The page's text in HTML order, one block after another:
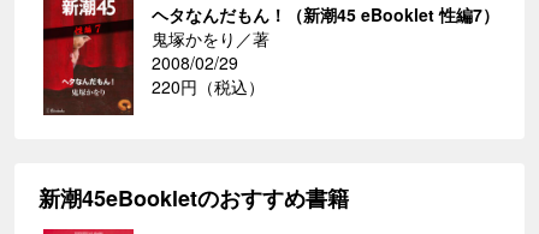
ヘタなんだもん！（新潮45 eBooklet 性編7）
鬼塚かをり／著
2008/02/29
220円（税込）
新潮45eBookletのおすすめ書籍